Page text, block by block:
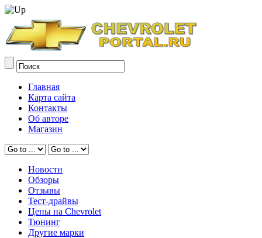
Главная
Карта сайта
Контакты
Об авторе
Магазин
Новости
Обзоры
Отзывы
Тест-драйвы
Цены на Chevrolet
Тюнинг
Другие марки